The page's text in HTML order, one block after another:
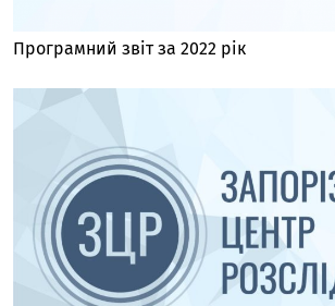
Програмний звіт за 2022 рік